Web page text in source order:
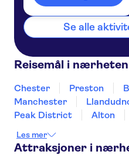
Se alle
Reisemål i nærheten
Chester Preston
Manchester
Peak District
Alton
Birmingham
Les mer
Attraksjoner i